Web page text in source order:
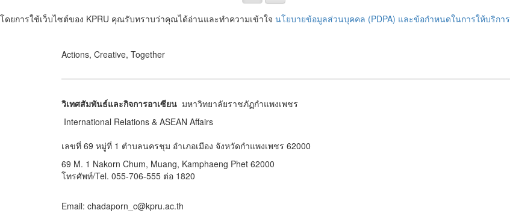
โดยการใช้เว็บไซต์ของ KPRU คุณรับทราบว่าคุณได้อ่านและทำความเข้าใจ นโยบายข้อมูลส่วนบุคคล (PDPA) และข้อกำหนดในการให้บริการ
Actions, Creative, Together
วิเทศสัมพันธ์และกิจการอาเซียน มหาวิทยาลัยราชภัฏกำแพงเพชร
International Relations & ASEAN Affairs
เลขที่ 69 หมู่ที่ 1 ตำบลนครชุม อำเภอเมือง จังหวัดกำแพงเพชร 62000
69 M. 1 Nakorn Chum, Muang, Kamphaeng Phet 62000
โทรศัพท์/Tel. 055-706-555 ต่อ 1820
Email: chadaporn_c@kpru.ac.th